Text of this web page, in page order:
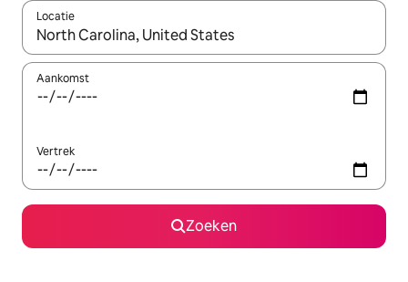
Locatie
Wanneer er suggesties beschikbaar zijn, maak je een keuze
Aankomst
Vertrek
Zoeken